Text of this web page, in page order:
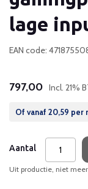
lage
EAN code:
797,00 Incl. 21%
Of vanaf 20,59 per
Aantal
Uit productie, niet